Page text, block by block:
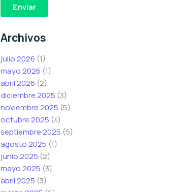
t
ó
i
c
o
C
o
r
r
e
o
t
ó
i
c
o
C
o
r
r
e
o
C
o
e
e
e
c
t
r
ó
n
i
c
o
*
Enviar
Archivos
julio 2026 (1)
mayo 2026 (1)
abril 2026 (2)
diciembre 2025 (3)
noviembre 2025 (5)
octubre 2025 (4)
septiembre 2025 (5)
agosto 2025 (1)
junio 2025 (2)
mayo 2025 (3)
abril 2025 (3)